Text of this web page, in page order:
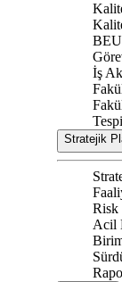
İş
Stratejik
Risk
Acil